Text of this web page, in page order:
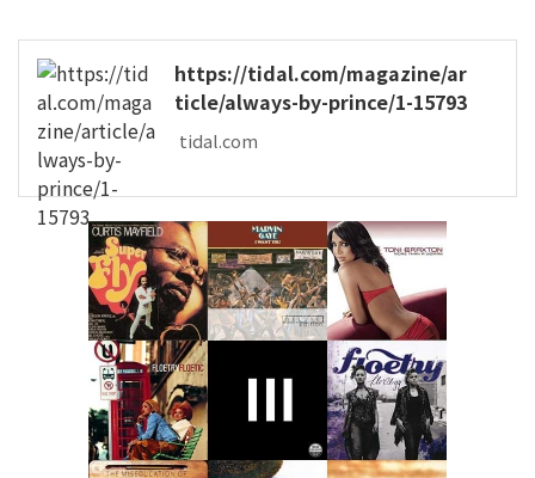
https://tidal.com/magazine/ar
ticle/always-by-prince/1-15793
tidal.com